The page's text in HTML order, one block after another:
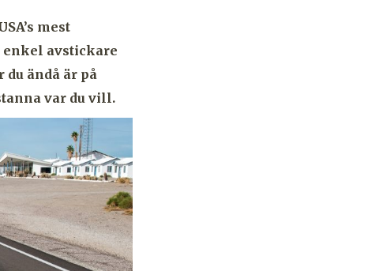
mest
enkel avstickare
ändå är på
var du vill.